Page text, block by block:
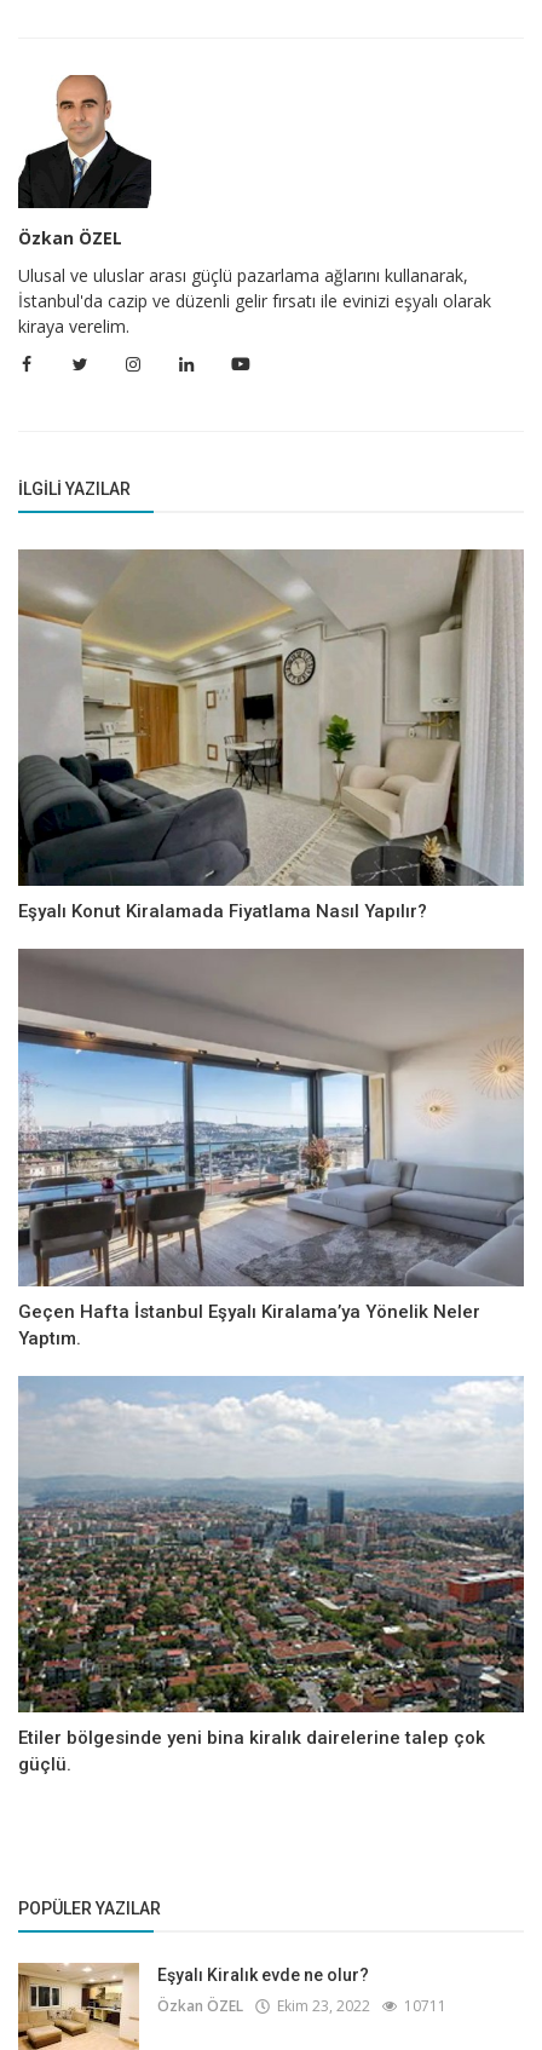
Özkan ÖZEL
Ulusal ve uluslar arası güçlü pazarlama ağlarını kullanarak,
İstanbul'da cazip ve düzenli gelir fırsatı ile evinizi eşyalı olarak
kiraya verelim.
İLGILI YAZILAR
Eşyalı Konut Kiralamada Fiyatlama Nasıl Yapılır?
Geçen Hafta İstanbul Eşyalı Kiralama’ya Yönelik Neler
Yaptım.
Etiler bölgesinde yeni bina kiralık dairelerine talep çok
güçlü.
POPÜLER YAZILAR
Eşyalı Kiralık evde ne olur?
Özkan ÖZEL Ekim 23, 2022 10711